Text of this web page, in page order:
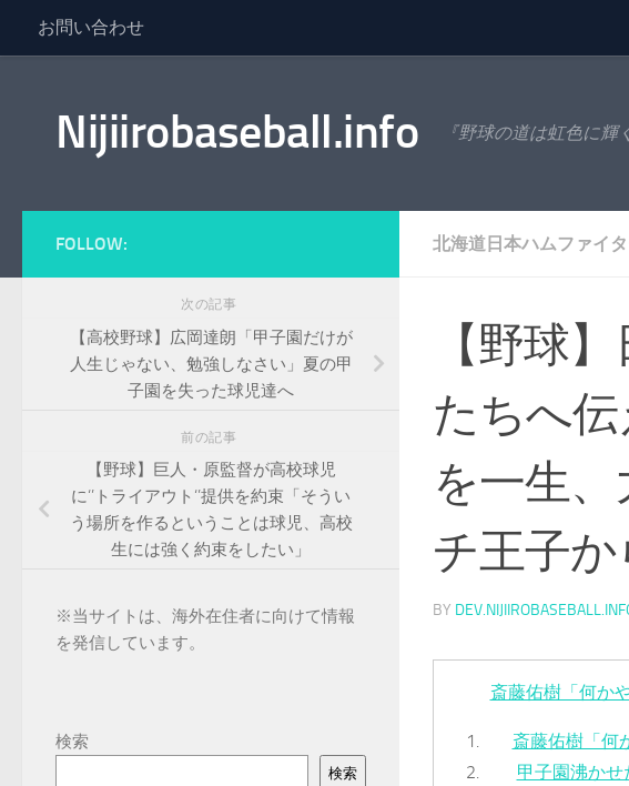
コンテンツへスキップ
お問い合わせ
Nijiirobaseball.info 『野球の道は虹色に輝
北海道日本ハムファイ
【野球
たちへ
を一生
チ王子
BY
斎藤佑樹「何か
斎藤佑樹「何
甲子園沸か
FOLLOW:
次の記事
【高校野球】広岡達朗「甲子園だけが
人生じゃない、勉強しなさい」夏の甲
子園を失った球児達へ
前の記事
【野球】巨人・原監督が高校球児
に‘’トライアウト‘’提供を約束「そうい
う場所を作るということは球児、高校
生には強く約束をしたい」
※当サイトは、海外在住者に向けて情報
を発信しています。
検索
検索